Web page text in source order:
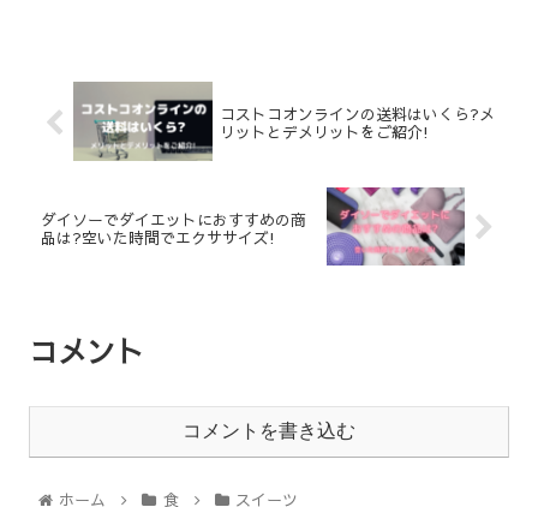
コストコオンラインの送料はいくら?メ
リットとデメリットをご紹介!
ダイソーでダイエットにおすすめの商
品は?空いた時間でエクササイズ!
コメント
コメントを書き込む
ホーム 食 スイーツ